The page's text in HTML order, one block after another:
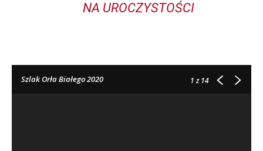
NA UROCZYSTOŚCI
Szlak Orła Białego 2020 1z 14